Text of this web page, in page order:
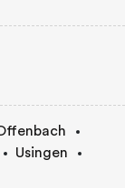
Usingen